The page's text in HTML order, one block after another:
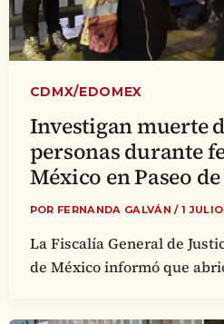
CDMX/EDOMEX
Investigan muerte
personas durante
México en Paseo
POR FERNANDA GALVÁN/ 1
La Fiscalía General de
de México informó que